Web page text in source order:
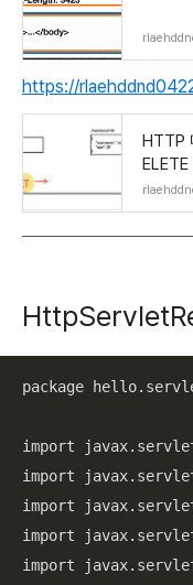
https://
HTTP
package
import
import
import
import
import